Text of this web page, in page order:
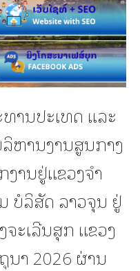
ານປະເທດ ແລະ
ຫານງານສູນກາງ
ານຢູ່ແຂວງຈໍາ
ບໍລິສັດ ລາວຈຸນ ຢູ່
ະເລີນສຸກ ແຂວງ
ນາ 2026 ຜ່ານ